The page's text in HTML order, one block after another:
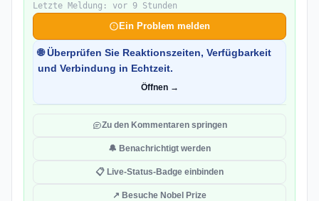
Letzte Meldung: vor 9 Stunden
Ein Problem melden
🌐 Überprüfen Sie Reaktionszeiten, Verfügbarkeit
und Verbindung in Echtzeit.
Öffnen →
Zu den Kommentaren springen
🔔 Benachrichtigt werden
📋 Live-Status-Badge einbinden
↗ Besuche Nobel Prize